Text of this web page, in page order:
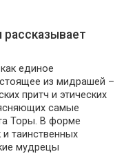
единое
из мидрашей –
притч и этических
самые
Торы. В форме
таинственных
мудрецы